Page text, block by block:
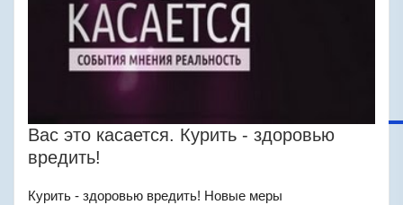
Вас это касается. Курить - здоровью
вредить!
Курить - здоровью вредить! Новые меры